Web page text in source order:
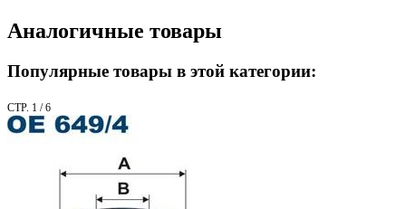
Аналогичные товары
Популярные товары в этой категории:
СТР. 1 / 6